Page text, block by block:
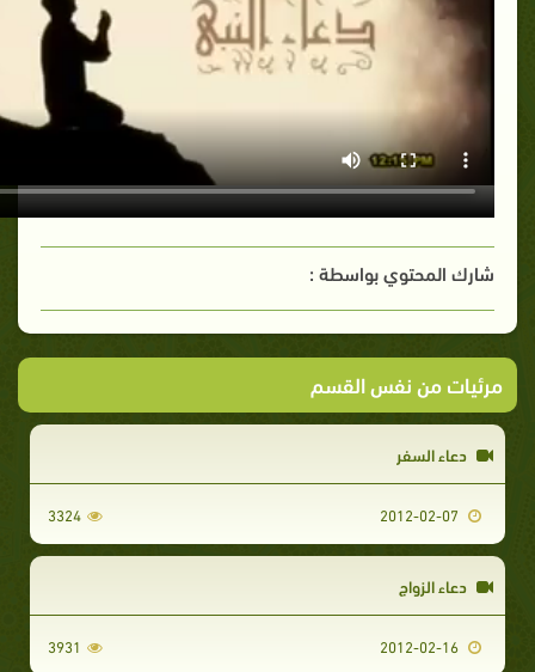
شارك المحتوي بواسطة :
مرئيات من نفس القسم
دعاء السفر
3324
دعاء الزواج
3931